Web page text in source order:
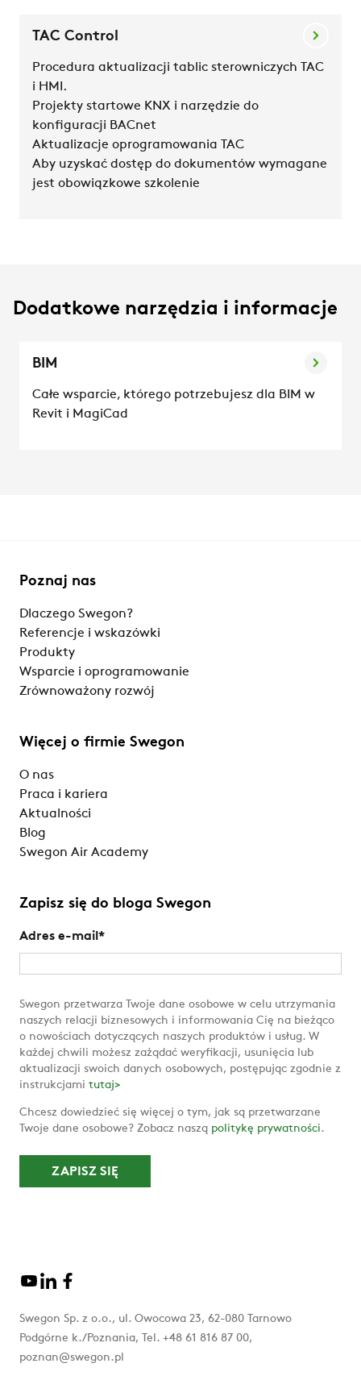
TAC Control
Procedura aktualizacji tablic sterowniczych TAC
i HMI.
Projekty startowe KNX i narzędzie do
konfiguracji BACnet
Aktualizacje oprogramowania TAC
Aby uzyskać dostęp do dokumentów wymagane
jest obowiązkowe szkolenie
Dodatkowe narzędzia i informacje
BIM
Całe wsparcie, którego potrzebujesz dla BIM w
Revit i MagiCad
Poznaj nas
Dlaczego Swegon?
Referencje i wskazówki
Produkty
Wsparcie i oprogramowanie
Zrównoważony rozwój
Więcej o firmie Swegon
O nas
Praca i kariera
Aktualności
Blog
Swegon Air Academy
Zapisz się do bloga Swegon
Adres e-mail *
Swegon przetwarza Twoje dane osobowe w celu utrzymania
naszych relacji biznesowych i informowania Cię na bieżąco
o nowościach dotyczących naszych produktów i usług. W
każdej chwili możesz zażądać weryfikacji, usunięcia lub
aktualizacji swoich danych osobowych, postępując zgodnie z
instrukcjami tutaj>
Chcesz dowiedzieć się więcej o tym, jak są przetwarzane
Twoje dane osobowe? Zobacz naszą politykę prywatności.
Swegon Sp. z o.o., ul. Owocowa 23, 62-080 Tarnowo
Podgórne k./Poznania, Tel. +48 61 816 87 00,
poznan@swegon.pl